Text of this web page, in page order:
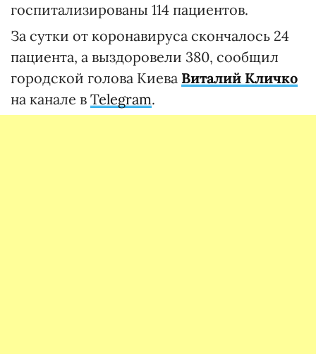
госпитализированы 114 пациентов.
За сутки от коронавируса скончалось 24
пациента, а выздоровели 380, сообщил
городской голова Киева Виталий Кличко
на канале в Telegram.